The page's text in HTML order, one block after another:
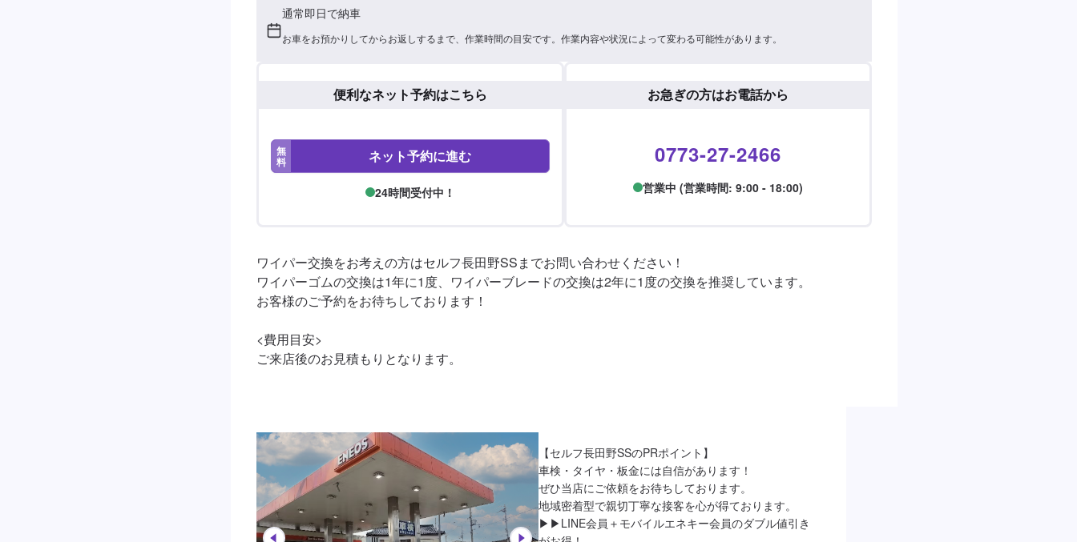
通常即日で納車
お車をお預かりしてからお返しするまで、作業時間の目安です。作業内容や状況によって変わる可能性があります。
便利なネット予約はこちら
無
料 ネット予約に進む
24時間受付中！
お急ぎの方はお電話から
0773-27-2466
営業中 (営業時間: 9:00 - 18:00)
ワイパー交換をお考えの方はセルフ長田野SSまでお問い合わせください！
ワイパーゴムの交換は1年に1度、ワイパーブレードの交換は2年に1度の交換を推奨しています。
お客様のご予約をお待ちしております！
<費用目安>
ご来店後のお見積もりとなります。
【セルフ長田野SSのPRポイント】
車検・タイヤ・板金には自信があります！
ぜひ当店にご依頼をお待ちしております。
地域密着型で親切丁寧な接客を心が得ております。
▶︎▶︎LINE会員＋モバイルエネキー会員のダブル値引き